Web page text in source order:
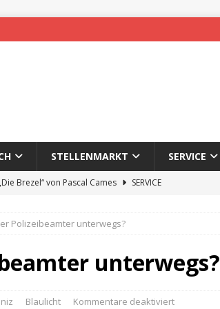
STELLENMARKT SERVICE
Brezel“ von Pascal Cames
SERVICE
des 65. Fasnetsumzugs Dillweißenstein
Der Mann hinter PF-Bits lebt nicht mehr
Polizeibeamter unterwegs?
unterwegs?
Blaulicht Kommentare deaktiviert